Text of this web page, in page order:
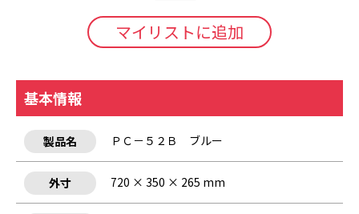
マイリストに追加
基本情報
製品名 ＰＣ－５２Ｂ ブルー
外寸 720 × 350 × 265 mm